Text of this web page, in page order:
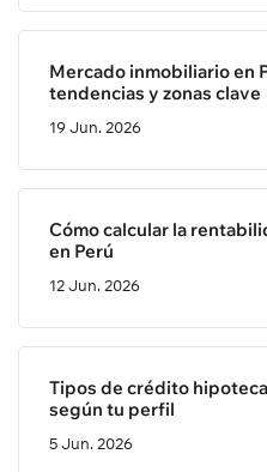
Mercado inmobiliario en
tendencias y zonas clave
19 Jun. 2026
Cómo calcular la
en Perú
12 Jun. 2026
Tipos de crédito
según tu perfil
5 Jun. 2026